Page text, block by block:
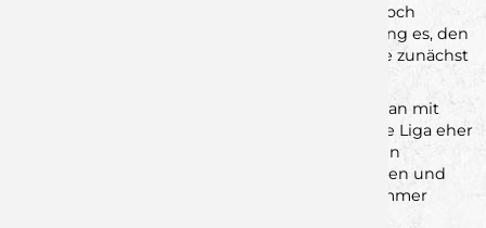
verteidigen konnten. Die Jungwölfe blieben jedoch
permanent in Schlagdistanz. Immer wieder gelang es, den
Abstand zu verkürzen, doch der Ausgleich wollte zunächst
Bemerkenswert: Die Gäste agierten von Anfang an mit
einer sehr offensiven 3-3-Deckung – ein für diese Liga eher
ungewöhnliches Mittel. Doch die Rimparer waren
vorbereitet. Mit viel Bewegung, klugen Laufwegen und
klaren Entscheidungen fanden die Jungwölfe immer